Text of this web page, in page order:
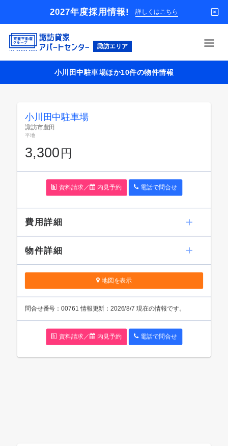
2027年度採用情報! 詳しくはこちら
借りる
店舗
オーナー様
入居者様専用
解約のお申込み
お問い合わせ
お気に入り
東
亜
小川田中駐車場ほか10件の物件情報
小川田中駐車場
諏訪市豊田
平地
3,300円
資料請求／ 内見予約 電話で問合せ
費用詳細
物件詳細
地図を表示
問合せ番号：00761 情報更新：2026/8/7 現在の情報です。
資料請求／ 内見予約 電話で問合せ